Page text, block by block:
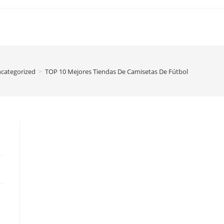
> TOP 10 Mejores Tiendas De Camisetas De Fútbol